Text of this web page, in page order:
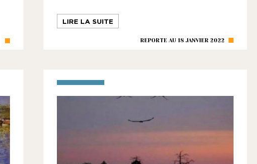
LIRE LA SUITE
REPORTE AU 18 JANVIER 2022